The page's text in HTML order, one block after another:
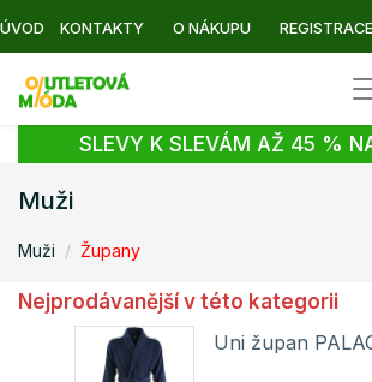
ÚVOD KONTAKTY O NÁKUPU REGISTRACE
SLEVY K SLEVÁM AŽ 45 %
Muži
Muži Župany
Nejprodávanější v této kategorii
Uni župan